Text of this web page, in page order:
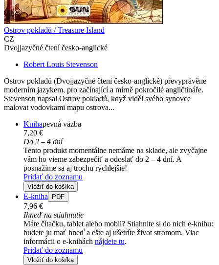
Ostrov pokladů / Treasure Island
CZ
Dvojjazyčné čtení česko-anglické
Robert Louis Stevenson
Ostrov pokladů (Dvojjazyčné čtení česko-anglické) převyprávěné
moderním jazykem, pro začínající a mírně pokročilé angličtináře.
Stevenson napsal Ostrov pokladů, když viděl svého synovce
malovat vodovkami mapu ostrova...
Knihapevná väzba
7,20 €
Do 2 – 4 dní
Tento produkt momentálne nemáme na sklade, ale zvyčajne
vám ho vieme zabezpečiť a odoslať do 2 – 4 dní. A
posnažíme sa aj trochu rýchlejšie!
Pridať do zoznamu
Vložiť do košíka
E-kniha PDF
7,96 €
Ihneď na stiahnutie
Máte čítačku, tablet alebo mobil? Stiahnite si do nich e-knihu:
budete ju mať hneď a ešte aj ušetríte život stromom. Viac
informácii o e-knihách nájdete tu.
Pridať do zoznamu
Vložiť do košíka